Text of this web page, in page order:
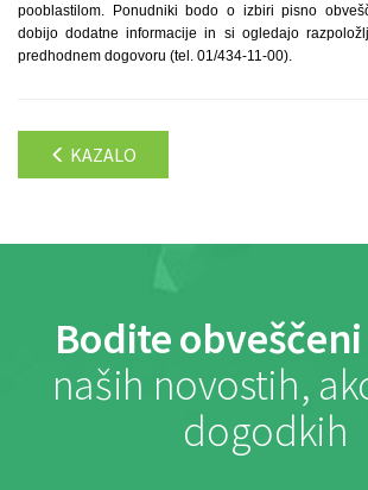
pooblastilom. Ponudniki bodo o izbiri pisno
dobijo dodatne informacije in si ogledajo
predhodnem dogovoru (tel. 01/434-11-00).
KAZALO
Bodite obveščeni
naših novostih,
dogodkih